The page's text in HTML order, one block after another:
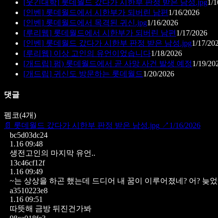
[웃긴대학] 롯데월드 갔다가 시한부 판정 받은 남성.jpg1/
[인벤 ] 롯데월드에서 시한부가 되버린 남편 1/16/2026
[인벤 ] 롯데월드에서 목격된 귀신.jpg1/16/2026
[루리웹] 롯데월드에서 시한부가 되버린 남편 1/17/2026
[인벤 ] 롯데월드 갔다가 시한부 판정 받은 남성.jpg1/17/
[루리웹] 이상 고인의 유언이었습니다1/18/2026
[개드립] 펌) 롯데월드에서 곧 사망 사건 발생 예정1/19/
[개드립] 귀신도 방문하는 롯데월드1/20/2026
댓글
펨코(4개)
📄 롯데월드 갔다가 시한부 판정 받은 남성.jpg ↗ 1/16/2026
bc5d03dc24
1.16 09:48
생전고인의 마지막 유언..
13c46cf12f
1.16 09:49
~는 상상을 하곤 했는데 드디어 내 꿈이 이루어졌네? 어? 늦
a3510223e8
1.16 09:51
따뜻해 금방 뒤진건가봐